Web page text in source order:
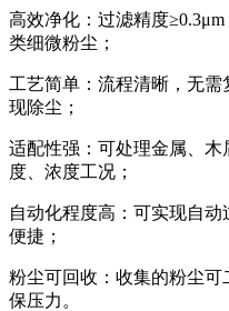
高效净化：过滤精度
类细微粉尘；
工艺简单：流程清晰，无
现除尘；
适配性强：可处理金属、
度、浓度工况；
自动化程度高：可实现自
便捷；
粉尘可回收：收集的粉尘
保压力。